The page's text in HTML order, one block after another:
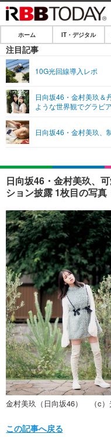
ホーム
IT・デジタル
ネタ
ショッピング
SPEED TEST
エンタメ
エンタメTOP
音楽
ショッピング
ライフ
ライフTOP
ペット
その他
リリース一覧
プッシュ通知の停止方法
ホーム IT・デジタル
注目記事
10G光回線導入レポ
日向坂46・金村美玖＆
ような世界観でグラビ
日向坂46・金村美玖、
日向坂46・金村美玖、
ション披露 1枚目の写真
金村美玖（日向坂46） （c）
この記事へ戻る